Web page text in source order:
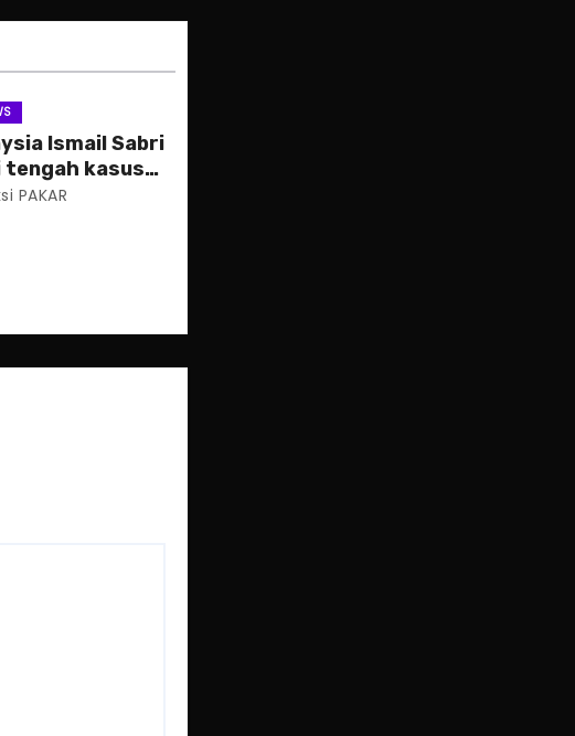
Ismail Sabri
tengah kasus
PAKAR